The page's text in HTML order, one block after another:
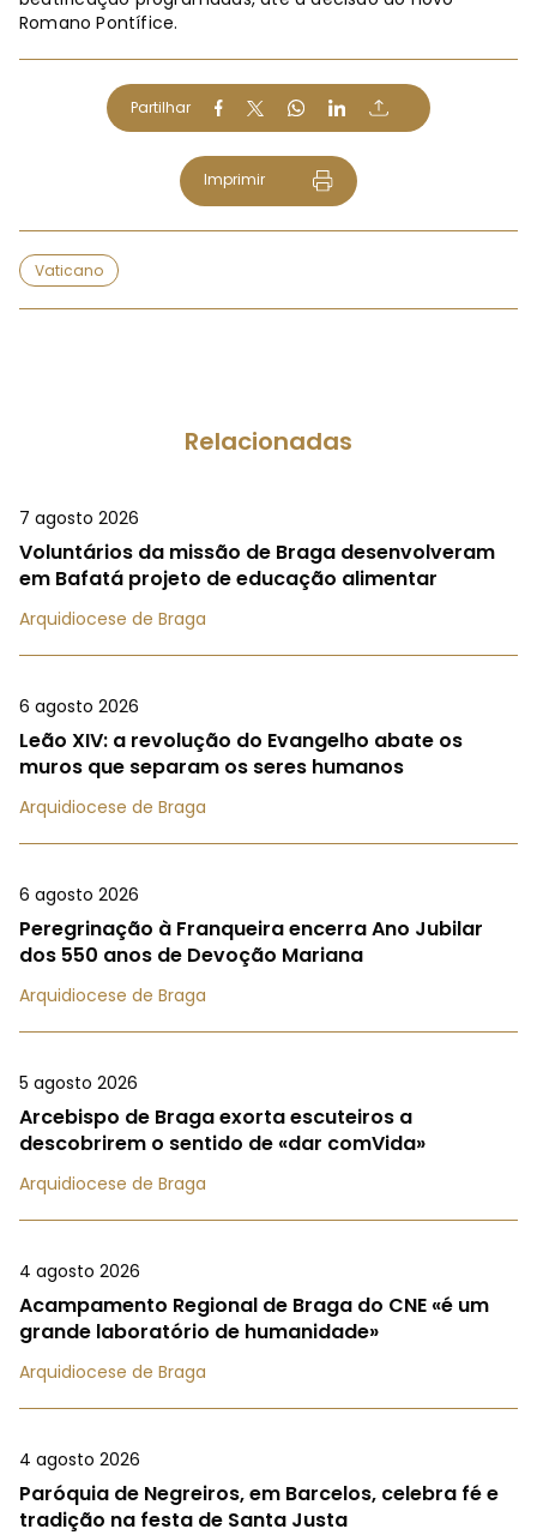
Romano Pontífice.
Partilhar
Imprimir
Vaticano
Relacionadas
7 agosto 2026
Voluntários da missão de Braga desenvolveram
em Bafatá projeto de educação alimentar
Arquidiocese de Braga
6 agosto 2026
Leão XIV: a revolução do Evangelho abate os
muros que separam os seres humanos
Arquidiocese de Braga
6 agosto 2026
Peregrinação à Franqueira encerra Ano Jubilar
dos 550 anos de Devoção Mariana
Arquidiocese de Braga
5 agosto 2026
Arcebispo de Braga exorta escuteiros a
descobrirem o sentido de «dar comVida»
Arquidiocese de Braga
4 agosto 2026
Acampamento Regional de Braga do CNE «é um
grande laboratório de humanidade»
Arquidiocese de Braga
4 agosto 2026
Paróquia de Negreiros, em Barcelos, celebra fé e
tradição na festa de Santa Justa